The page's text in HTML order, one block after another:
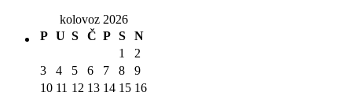
kolovoz 2026
P U S Č P S
N
1
2
3
4 5 6 7 8
9
10 11 12 13 14 15 16